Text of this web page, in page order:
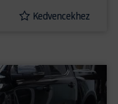
Kedvencekhez